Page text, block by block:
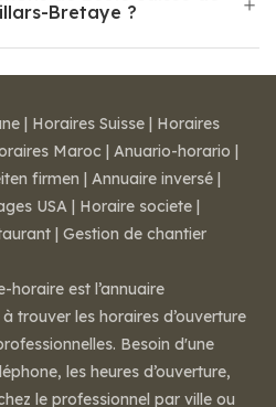
Bretaye ?
| Horaires Suisse | Horaires
Maroc | Anuario-horario |
firmen | Annuaire inversé |
USA | Horaire societe |
| Gestion de chantier
est l’annuaire
trouver les horaires d’ouverture
Besoin d'une
les heures d’ouverture,
le professionnel par ville ou